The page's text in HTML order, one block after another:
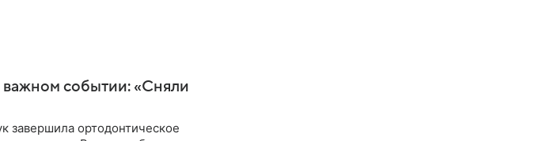
событии: «Сняли
завершила ортодонтическое